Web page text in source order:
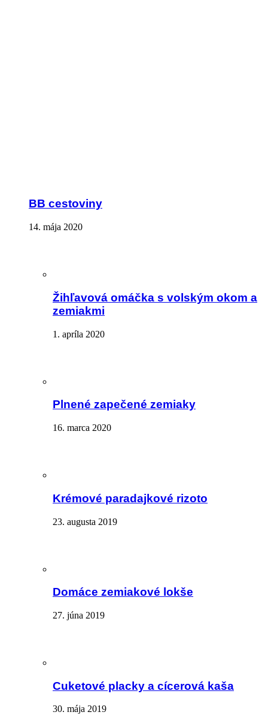
BB cestoviny
14. mája 2020
Žihľavová omáčka s volským okom a
zemiakmi
1. apríla 2020
Plnené zapečené zemiaky
16. marca 2020
Krémové paradajkové rizoto
23. augusta 2019
Domáce zemiakové lokše
27. júna 2019
Cuketové placky a cícerová kaša
30. mája 2019